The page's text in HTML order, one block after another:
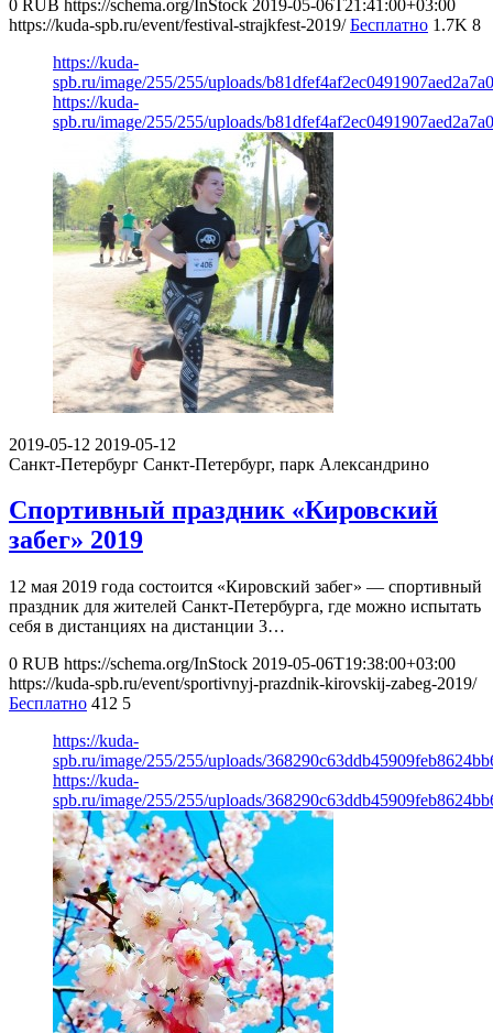
0 RUB https://schema.org/InStock 2019-05-06T21:41:00+03:00
https://kuda-spb.ru/event/festival-strajkfest-2019/ Бесплатно 1.7K 8
https://kuda-
spb.ru/image/255/255/uploads/
https://kuda-
spb.ru/image/255/255/uploads/
2019-05-12 2019-05-12
Санкт-Петербург Санкт-Петербург, парк Александрино
Спортивный праздник «Кировский
забег» 2019
12 мая 2019 года состоится «Кировский забег» — спортивный
праздник для жителей Санкт-Петербурга, где можно испытать
себя в дистанциях на дистанции 3…
0 RUB https://schema.org/InStock 2019-05-06T19:38:00+03:00
https://kuda-spb.ru/event/sportivnyj-prazdnik-kirovskij-zabeg-2019/
Бесплатно 412 5
https://kuda-
spb.ru/image/255/255/uploads/
https://kuda-
spb.ru/image/255/255/uploads/